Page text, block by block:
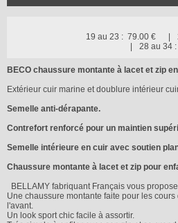
19 au 23 : 79.00 €
28 au 34 :
BECO chaussure montante à lacet et zip
Extérieur cuir marine et doublure intérieur
Semelle anti-dérapante.
Contrefort renforcé pour un maintien
Semelle intérieure en cuir avec soutien
Chaussure montante à lacet et zip pour
BELLAMY fabriquant Français vous
Une chaussure montante faite pour les
l'avant.
Un look sport chic facile à assortir.